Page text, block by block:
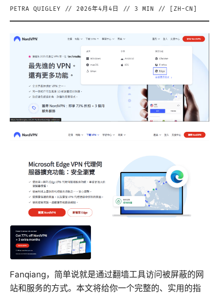
PETRA QUIGLEY // 2026年4月4日 // 3 MIN // [ ZH-CN
Fanqiang，简单说就是通过翻墙工具访问被屏蔽的网
站和服务的方式。本文将给你一个完整的、实用的指